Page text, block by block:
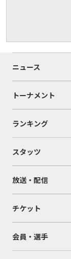
ニュース
トーナメント
ランキング
スタッツ
放送・配信
チケット
会員・選手